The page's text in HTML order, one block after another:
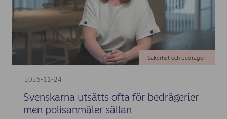
2025-11-24
Säkerhet och bedrägeri
Svenskarna utsätts ofta för bedrägerier
men polisanmäler sällan